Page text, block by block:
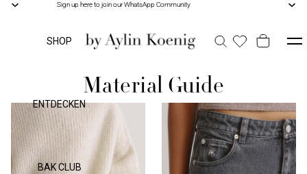
Sign up here to join our WhatsApp Community
Sign up here to join our WhatsApp Community
SHOP
ENTDECKEN
BAK CLUB
Material Guide